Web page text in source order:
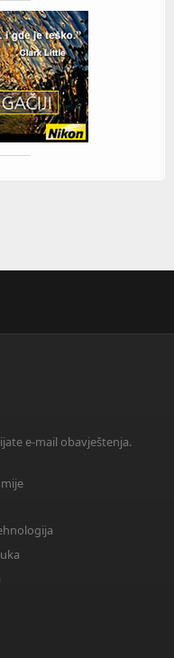
e-mail obavještenja.